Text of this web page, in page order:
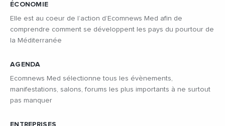
ÉCONOMIE
Elle est au coeur de l’action d’Ecomnews Med afin de
comprendre comment se développent les pays du pourtour de
la Méditerranée
AGENDA
Ecomnews Med sélectionne tous les évènements,
manifestations, salons, forums les plus importants à ne surtout
pas manquer
ENTREPRISES